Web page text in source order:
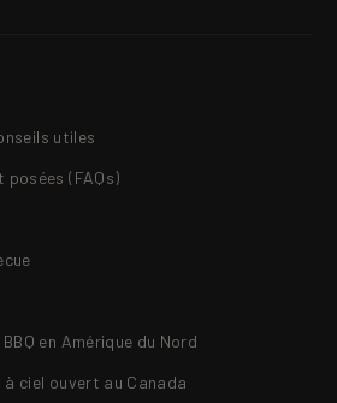
utiles
posées (FAQs)
en Amérique du Nord
à ciel ouvert au Canada